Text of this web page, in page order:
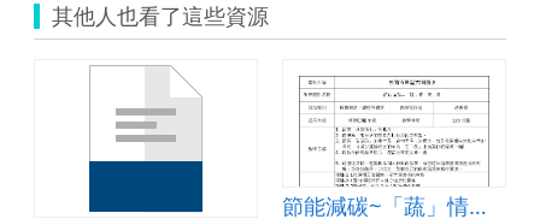
其他人也看了這些資源
節能減碳~「蔬」情「果」意